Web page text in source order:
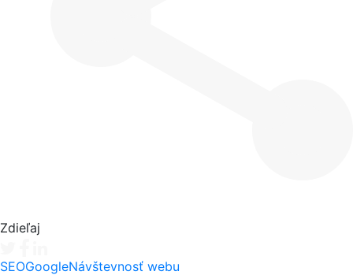
Zdieľaj
SEOGoogleNávštevnosť webu